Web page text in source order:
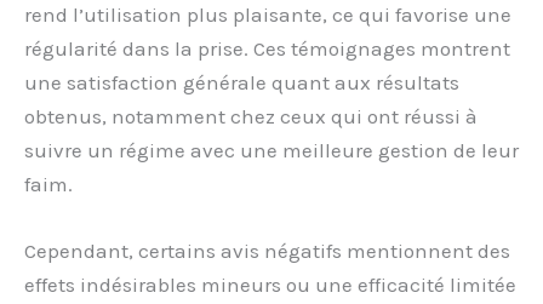
rend l’utilisation plus plaisante, ce qui favorise une
régularité dans la prise. Ces témoignages montrent
une satisfaction générale quant aux résultats
obtenus, notamment chez ceux qui ont réussi à
suivre un régime avec une meilleure gestion de leur
faim.
Cependant, certains avis négatifs mentionnent des
effets indésirables mineurs ou une efficacité limitée